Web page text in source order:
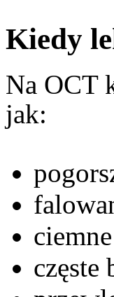
Kiedy
Na OCT
jak:
częste